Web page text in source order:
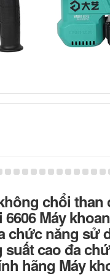
chổi than
Máy
chức năng sử
cao đa
hãng Máy